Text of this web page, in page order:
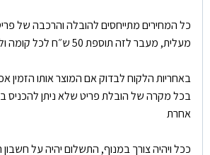
מעלית, מעבר לזה תוספת 50 ש״ח לכל קומה ולכל פריט.
באחריות הלקוח לבדוק אם המוצר אותו הזמין
בכל מקרה של הובלת פריט שלא ניתן להכניס
אחרת
ככל ויהיה צורך במנוף, התשלום יהיה על חשבון